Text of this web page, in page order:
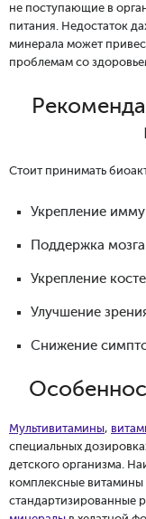
не поступающие в
питания. Недостаток
минерала может
проблемам со
Стоит принимать
Укрепление
Поддержка
Укрепление
Улучшение
Снижение
Мультивитамины,
специальных
детского организма.
комплексные витамины
стандартизированные